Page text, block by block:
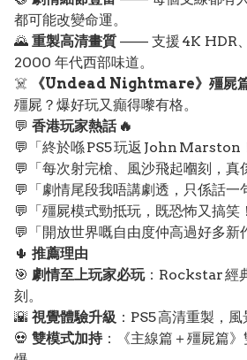
都可能改變命運。
🌄 重製高清畫質 —— 支援 4K HDR
2000 年代西部味道。
☠️
《Undead Nightmare》殭屍
殭屍？爆好玩又癲得嚟有格。
💬 香港玩家熱話 🔥
💬「終於喺 PS5 玩返 John Marston
💬「每次射完槍、風沙飛起嗰刻，真
💬「劇情尾段我唔講劇透，只係話一
💬「殭屍模式勁抵玩，既恐怖又搞笑
💬「開放世界嘅自由度仲高過好多新
🌵 推薦理由
🎯 劇情至上玩家必玩：Rockstar 經
刻。
🌇 視覺體驗升級 ：PS5 高清重製，風
💀 雙模式加持：《主線篇＋殭屍篇